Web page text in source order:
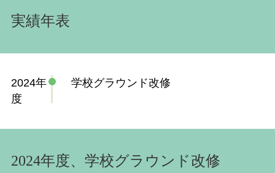
実績年表
2024年
度
学校グラウンド改修
2024年度、学校グラウンド改修